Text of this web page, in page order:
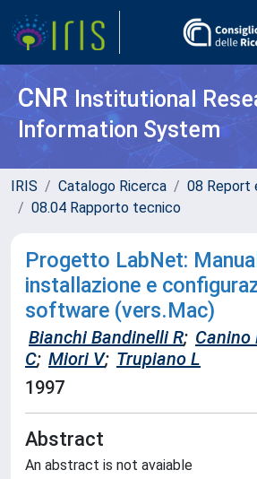
CNR Institutional
Information System
IRIS Catalogo Ricerca
08 Report
08.04 Rapporto tecnico
Progetto LabNet:
installazione e
software (vers.Mac)
Bianchi Bandinelli R; Canino
C; Miori V; Trupiano L
1997
Abstract
An abstract is not avaiable